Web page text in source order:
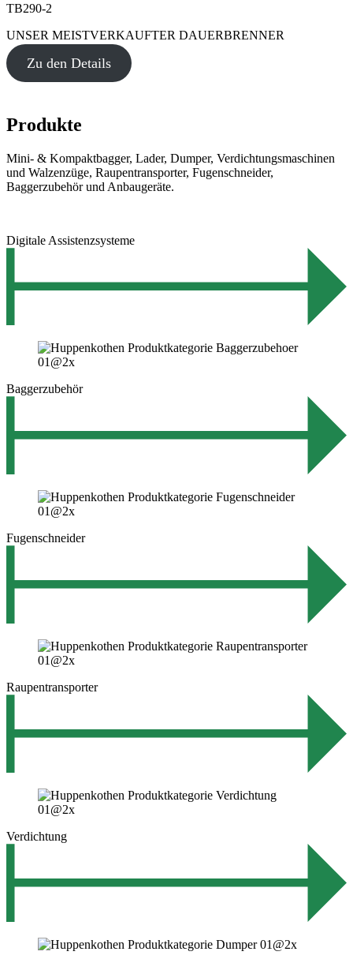
TB290-2
UNSER MEISTVERKAUFTER DAUERBRENNER
Zu den Details
Produkte
Mini- & Kompaktbagger, Lader, Dumper, Verdichtungsmaschinen
und Walzenzüge, Raupentransporter, Fugenschneider,
Baggerzubehör und Anbaugeräte.
Digitale Assistenzsysteme
Baggerzubehör
Fugenschneider
Raupentransporter
Verdichtung